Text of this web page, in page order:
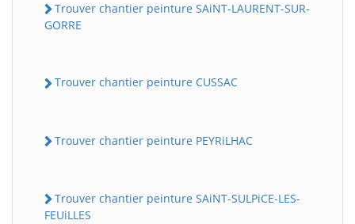
Trouver chantier peinture SAiNT-LAURENT-SUR-
GORRE
Trouver chantier peinture CUSSAC
Trouver chantier peinture PEYRiLHAC
Trouver chantier peinture SAiNT-SULPiCE-LES-
FEUiLLES